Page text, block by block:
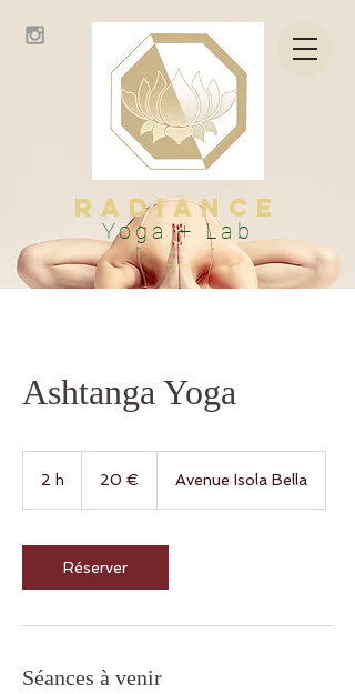
Radiance
Yoga + Lab
Ashtanga Yoga
2 h 20 € Avenue Isola Bella
Réserver
Séances à venir